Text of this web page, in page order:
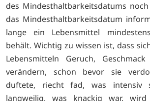
des Mindesthaltbarkeitsdatums
das Mindesthaltbarkeitsdatum
lange ein Lebensmittel
behält. Wichtig zu wissen ist, dass
Lebensmitteln Geruch,
verändern, schon bevor sie
duftete, riecht fad, was intensiv
langweilig, was knackig war, wird